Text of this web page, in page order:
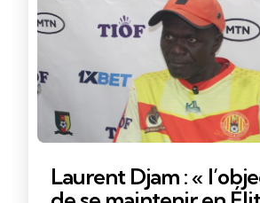
Laurent Djam : «